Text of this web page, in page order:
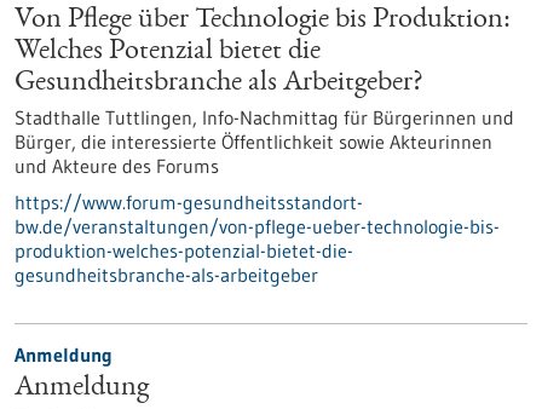
Von Pflege über Technologie bis Produktion:
Welches Potenzial bietet die
Gesundheitsbranche als Arbeitgeber?
Stadthalle Tuttlingen, Info-Nachmittag für Bürgerinnen und
Bürger, die interessierte Öffentlichkeit sowie Akteurinnen
und Akteure des Forums
https://www.forum-gesundheitsstandort-
bw.de/veranstaltungen/von-pflege-ueber-technologie-bis-
produktion-welches-potenzial-bietet-die-
gesundheitsbranche-als-arbeitgeber
Anmeldung
Anmeldung